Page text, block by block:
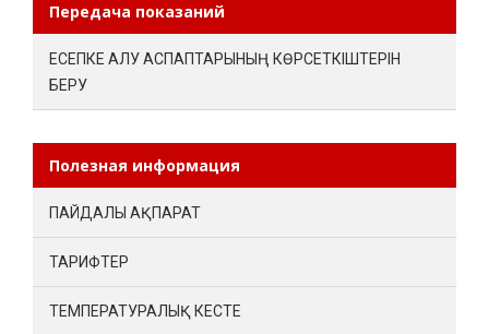
Передача показаний
ЕСЕПКЕ АЛУ АСПАПТАРЫНЫҢ КӨРСЕТКІШТЕРІН
БЕРУ
Полезная информация
ПАЙДАЛЫ АҚПАРАТ
ТАРИФТЕР
ТЕМПЕРАТУРАЛЫҚ КЕСТЕ